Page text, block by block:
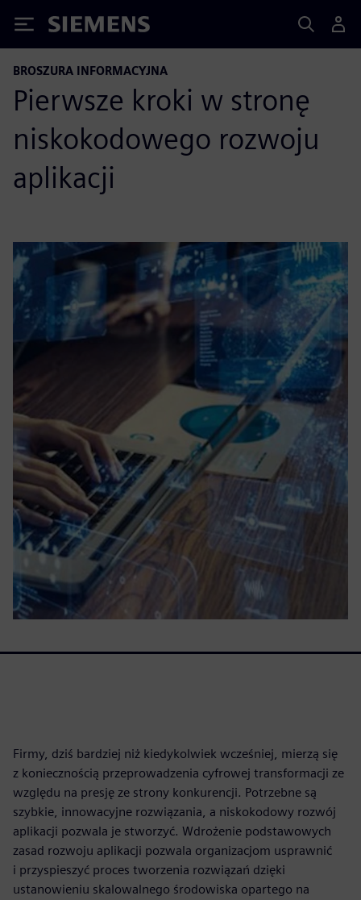
Siemens
BROSZURA INFORMACYJNA
Pierwsze kroki w stronę
niskokodowego rozwoju
aplikacji
Firmy, dziś bardziej niż kiedykolwiek wcześniej, mierzą się
z koniecznością przeprowadzenia cyfrowej transformacji ze
względu na presję ze strony konkurencji. Potrzebne są
szybkie, innowacyjne rozwiązania, a niskokodowy rozwój
aplikacji pozwala je stworzyć. Wdrożenie podstawowych
zasad rozwoju aplikacji pozwala organizacjom usprawnić
i przyspieszyć proces tworzenia rozwiązań dzięki
ustanowieniu skalowalnego środowiska opartego na